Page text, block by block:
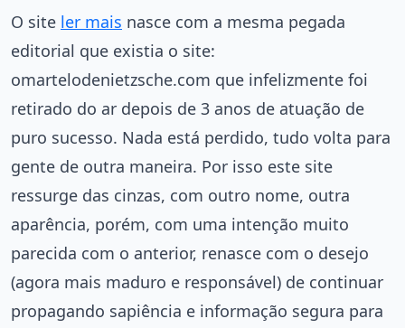
O site ler mais nasce com a mesma pegada
editorial que existia o site:
omartelodenietzsche.com que infelizmente foi
retirado do ar depois de 3 anos de atuação de
puro sucesso. Nada está perdido, tudo volta para
gente de outra maneira. Por isso este site
ressurge das cinzas, com outro nome, outra
aparência, porém, com uma intenção muito
parecida com o anterior, renasce com o desejo
(agora mais maduro e responsável) de continuar
propagando sapiência e informação segura para